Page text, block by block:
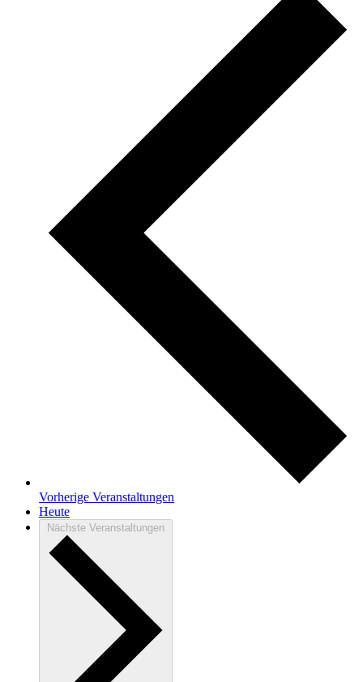
Vorherige Veranstaltungen
Heute
Nächste Veranstaltungen